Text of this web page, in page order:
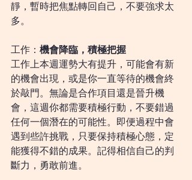
靜，暫時把焦點轉回自己，不要強求太
多。
工作： 機會降臨，積極把握
工作上本週運勢大有提升，可能會有新
的機會出現，或是你一直等待的機會終
於敲門。無論是合作項目還是晉升機
會，這週你都需要積極行動，不要錯過
任何一個潛在的可能性。即便過程中會
遇到些許挑戰，只要保持積極心態，定
能獲得不錯的成果。記得相信自己的判
斷力，勇敢前進。